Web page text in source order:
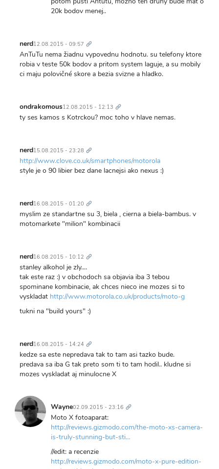
20k bodov menej..
nerd12.08.2015 - 09:57 odkaz
AnTuTu nema žiadnu vypovednu hodnotu. su telefony ktore
robia v teste 50k bodov a pritom system laguje, a su mobily
ci maju polovičné skore a bezia svizne a hladko.
ondrakomous12.08.2015 - 12:13 odkaz
ty ses kamos s Kotrckou? moc toho v hlave nemas.
nerd15.08.2015 - 23:28 odkaz
http://www.clove.co.uk/smartphones/motorola
style je o 90 libier bez dane lacnejsi ako nexus :)
nerd16.08.2015 - 01:20 odkaz
myslim ze standartne su 3, biela , cierna a biela-bambus. v
motomarkete "milion" kombinacii
nerd16.08.2015 - 10:12 odkaz
stanley alkohol je zly....
tak este raz :) v obchodoch sa objavia iba 3 tebou
spominane kombinacie, ak chces nieco ine mozes si to
vyskladat http://www.motorola.co.uk/products/moto-g
tukni na "build yours" :)
nerd16.08.2015 - 14:24 odkaz
kedze sa este nepredava tak to tam asi tazko bude.
predava sa iba G tak preto som ti to tam hodil.. kludne si
mozes vyskladat aj minulocne X
Wayne02.09.2015 - 23:16 odkaz
Moto X fotoaparat:
http://reviews.gizmodo.com/the-moto-xs-camera-
is-truly-stunning-but-sti…
//edit: a recenzie
http://reviews.gizmodo.com/moto-x-pure-edition-